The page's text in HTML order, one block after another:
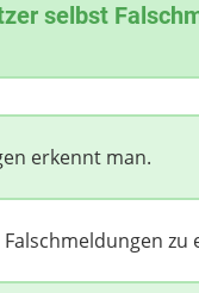
selbst
erkennt man.
zu